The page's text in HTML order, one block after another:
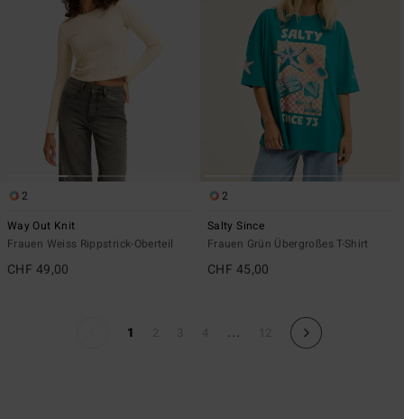
2
Way Out Knit
Frauen Weiss Rippstrick-Oberteil
CHF 49,00
2
Salty Since
Frauen Grün Übergroßes T-Shirt
CHF 45,00
1 ...